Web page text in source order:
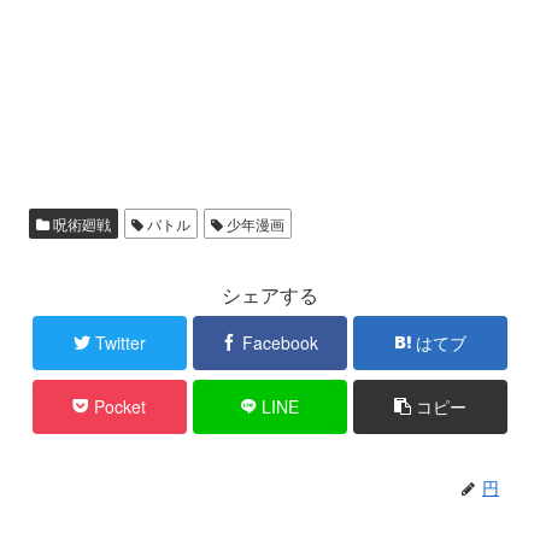
呪術廻戦 バトル 少年漫画
シェアする
Twitter Facebook はてブ
Pocket LINE コピー
円